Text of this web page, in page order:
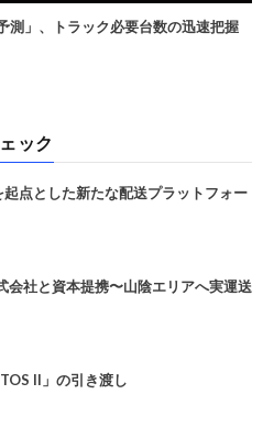
測」、トラック必要台数の迅速把握
ック
点とした新たな配送プラットフォー
社と資本提携〜山陰エリアへ実運送
II」の引き渡し